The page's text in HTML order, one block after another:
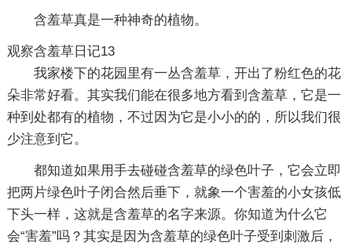
含羞草真是一种神奇的植物。
观察含羞草日记13
我家楼下的花园里有一丛含羞草，开出了粉红色的花
朵非常好看。其实我们能在很多地方看到含羞草，它是一
种到处都有的植物，不过因为它是小小的的，所以我们很
少注意到它。
都知道如果用手去碰碰含羞草的绿色叶子，它会立即
把两片绿色叶子闭合然后垂下，就象一个害羞的小女孩低
下头一样，这就是含羞草的名字来源。你知道为什么它
会“害羞”吗？其实是因为含羞草的绿色叶子受到刺激后，